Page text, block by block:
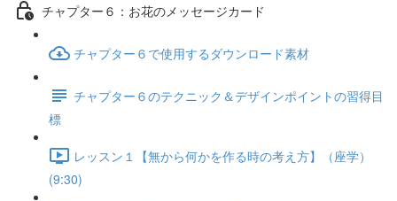
チャプター６：お花のメッセージカード
チャプター６で使用するダウンロード素材
チャプター６のテクニック＆デザインポイントの習得目
標
レッスン１【無から何かを作る時の考え方】（座学）
(9:30)